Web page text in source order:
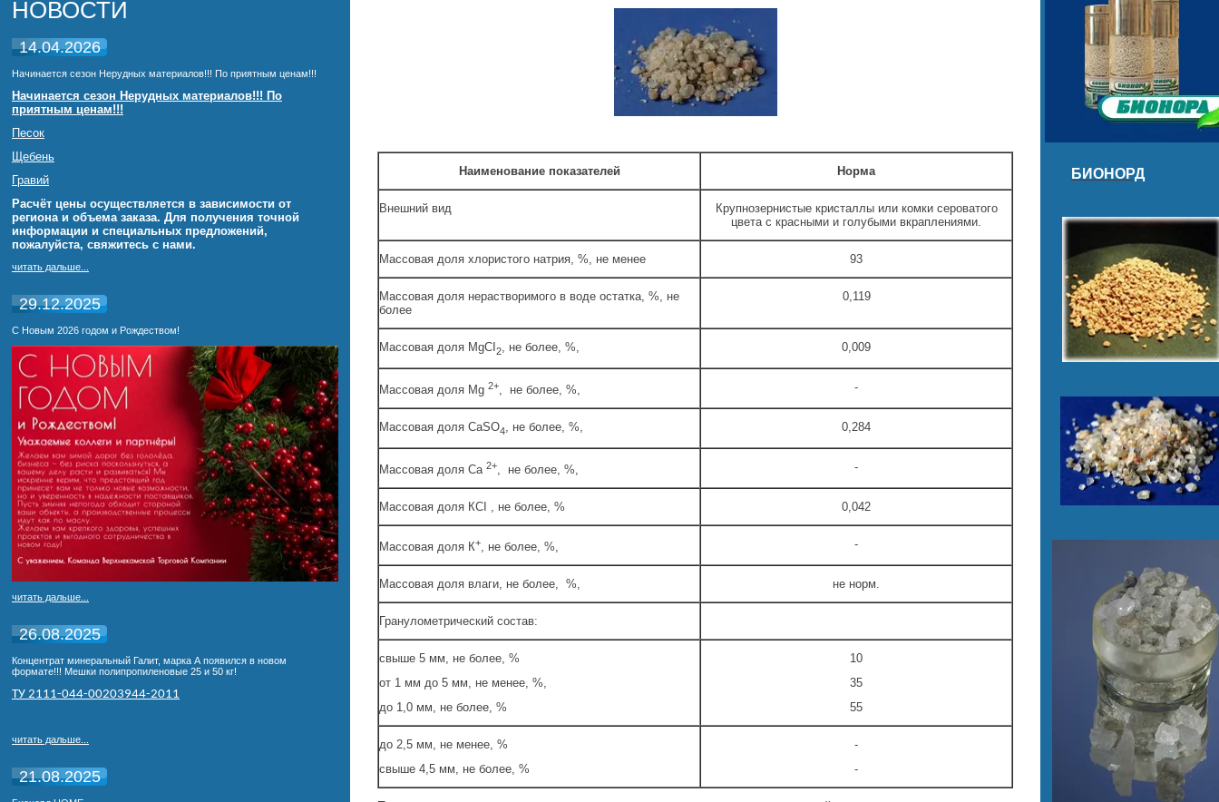
НОВОСТИ
14.04.2026
Начинается сезон Нерудных материалов!!! По приятным ценам!!!
Начинается сезон Нерудных материалов!!! По
приятным ценам!!!
Песок
Щебень
Гравий
Расчёт цены осуществляется в зависимости от
региона и объема заказа. Для получения точной
информации и специальных предложений,
пожалуйста, свяжитесь с нами.
читать дальше...
29.12.2025
С Новым 2026 годом и Рождеством!
читать дальше...
26.08.2025
Концентрат минеральный Галит, марка А появился в новом
формате!!! Мешки полипропиленовые 25 и 50 кг!
ТУ 2111-044-00203944-2011
читать дальше...
21.08.2025
Наименование показателей Норма
Внешний вид
Крупнозернистые кристаллы или комки сероватого
цвета с красными и голубыми вкраплениями.
Массовая доля хлористого натрия, %, не менее 93
Массовая доля нерастворимого в воде остатка, %, не
более
0,119
Массовая доля МgCI 2, не более, %, 0,009
Массовая доля Мg 2+, не более, %, -
Массовая доля СаSO4, не более, %, 0,284
Массовая доля Са 2+, не более, %, -
Массовая доля КСI , не более, % 0,042
Массовая доля К+, не более, %, -
Массовая доля влаги, не более, %, не норм.
Гранулометрический состав:
свыше 5 мм, не более, %
от 1 мм до 5 мм, не менее, %,
до 1,0 мм, не более, %
10
35
55
до 2,5 мм, не менее, %
свыше 4,5 мм, не более, %
-
-
БИОНОРД